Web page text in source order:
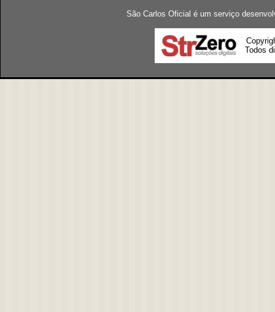
São Carlos Oficial é um serviço
Todos